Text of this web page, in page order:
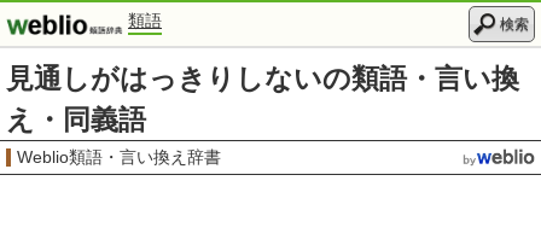
類語 検索
見通しがはっきりしないの類語・言い換
え・同義語
Weblio類語・言い換え辞書